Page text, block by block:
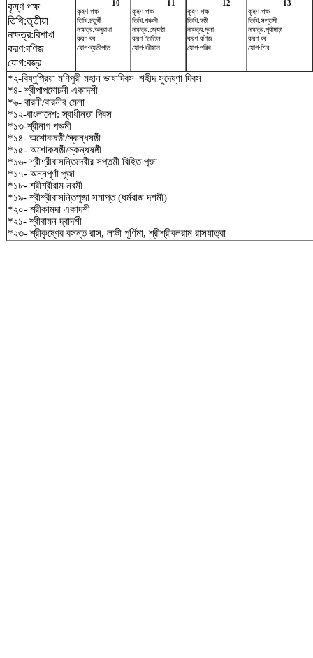
কৃষ্ণ পক্ষ
তিথি:তৃতীয়া
নক্ষত্র:বিশাখা
করণ:বণিজ
যোগ:বজ্র
10
কৃষ্ণ পক্ষ
তিথি:চতুর্থী
নক্ষত্র:অনুরাধা
করণ:বব
যোগ:ব্যতীপাত
11
কৃষ্ণ পক্ষ
তিথি:পঞ্চমী
নক্ষত্র:জ্যেষ্ঠা
করণ:তৈতিল
যোগ:বরীয়ান
12
কৃষ্ণ পক্ষ
তিথি:ষষ্ঠী
নক্ষত্র:মূলা
করণ:বণিজ
যোগ:পরিঘ
13
কৃষ্ণ পক্ষ
তিথি:সপ্তমী
নক্ষত্র:পূর্বাষাঢ়া
করণ:বব
যোগ:শিব
*২-বিষ্ণুপ্রিয়া মণিপুরী মহান ভাষাদিবস |শহীদ সুদেষ্ণা দিবস
*৪- শ্রীপাপমোচনী একাদশী
*৬- বারনী/বারনীর মেলা
*১২-বাংলাদেশ: স্বাধীনতা দিবস
*১৩-শ্রীনাগ পঞ্চমী
*১৪- অশোকষষ্ঠী/স্কন্ধষষ্ঠী
*১৫- অশোকষষ্ঠী/স্কন্ধষষ্ঠী
*১৬- শ্রীশ্রীবাসন্তিদেবীর সপ্তমী বিহিত পূজা
*১৭- অন্নপূর্ণা পূজা
*১৮- শ্রীশ্রীরাম নবমী
*১৯- শ্রীশ্রীবাসন্তিপূজা সমাপ্ত (ধর্মরাজ দশমী)
*২০- শ্রীকামদা একাদশী
*২১- শ্রীবামন দ্বাদশী
*২৩- শ্রীকৃষ্ণের বসন্ত রাস, লক্ষী পূর্ণিমা, শ্রীশ্রীবলরাম রাসযাত্রা